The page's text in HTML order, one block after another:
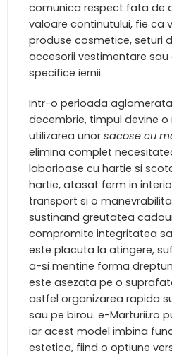
comunica respect fata de
valoare continutului, fie ca
produse cosmetice, seturi
accesorii vestimentare sau
specifice iernii.
Intr-o perioada
decembrie, timpul devine o
utilizarea unor sacose cu
elimina complet
laborioase cu hartie si
hartie, atasat ferm in
transport si o
sustinand greutatea
compromite integritatea
este placuta la atingere,
a-si mentine forma
este asezata pe o
astfel organizarea rapida
sau pe birou. e-Marturii.ro
iar acest model imbina
estetica, fiind o optiune